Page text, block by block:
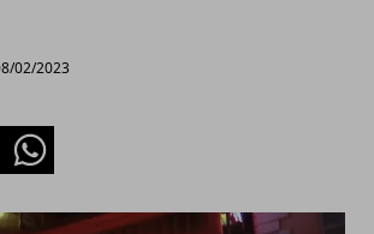
02/2023
Whatsapp